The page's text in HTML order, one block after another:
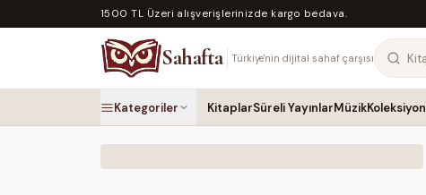
1500 TL Üzeri alışverişlerinizde kargo bedava.
Sahafta Türkiye'nin dijital sahaf çarşısı
Kategoriler KitaplarSüreli YayınlarMüzikKoleksiyon